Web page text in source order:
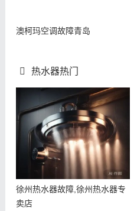
澳柯玛空调故障青岛
热水器热门
徐州热水器故障,徐州热水器专
卖店